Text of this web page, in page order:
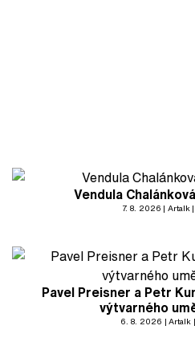
Vendula
7. 8. 2026 Artalk
Pavel Preisner a Petr
výtvarného
6. 8. 2026 Artalk